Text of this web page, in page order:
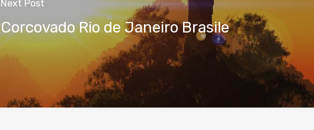
Next Post
Corcovado Rio de Janeiro Brasile